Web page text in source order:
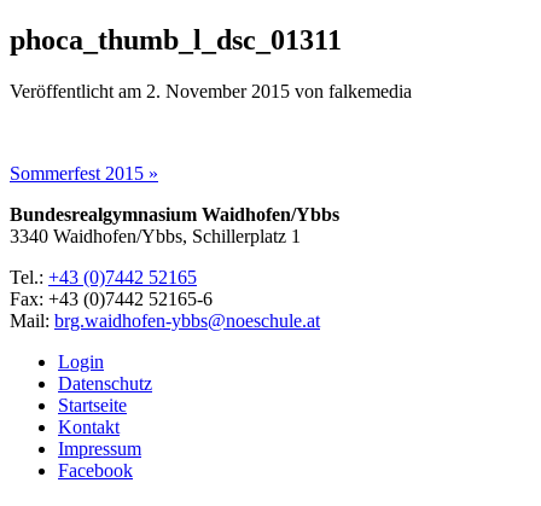
phoca_thumb_l_dsc_01311
Veröffentlicht am 2. November 2015 von falkemedia
Sommerfest 2015 »
Bundesrealgymnasium Waidhofen/Ybbs
3340 Waidhofen/Ybbs, Schillerplatz 1
Tel.: +43 (0)7442 52165
Fax: +43 (0)7442 52165-6
Mail: brg.waidhofen-ybbs@noeschule.at
Login
Datenschutz
Startseite
Kontakt
Impressum
Facebook